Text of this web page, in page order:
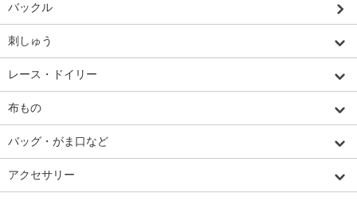
バックル
刺しゅう
レース・ドイリー
布もの
バッグ・がま口など
アクセサリー